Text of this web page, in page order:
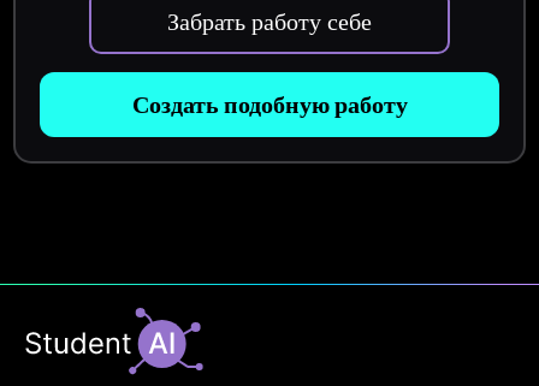
Забрать работу себе
Создать подобную работу